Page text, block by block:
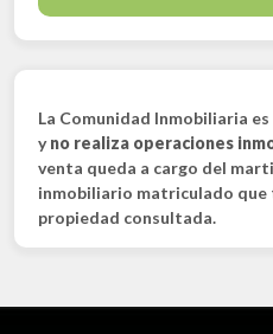
La Comunidad Inmobiliaria
yno realiza operaciones
venta queda a cargo del
inmobiliario matriculado que
propiedad consultada.